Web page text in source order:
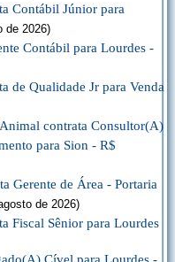
Contábil Júnior para
de 2026)
Contábil para Lourdes -
de Qualidade Jr para Venda
contrata Consultor(A)
para Sion - R$
Gerente de Área - Portaria
de 2026)
Fiscal Sênior para Lourdes